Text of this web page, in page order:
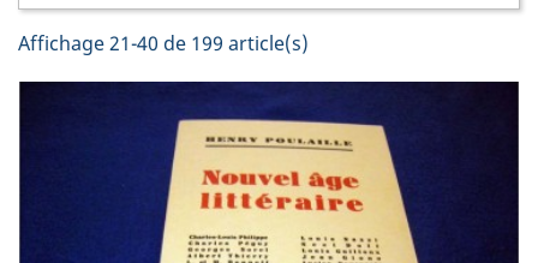
Affichage 21-40 de 199 article(s)